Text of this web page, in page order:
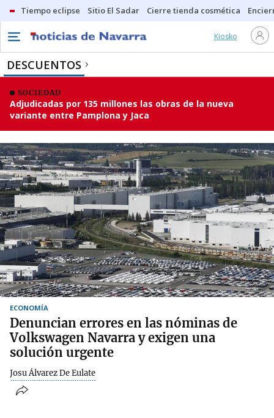
Tiempo eclipse Sitio El Sadar Cierre tienda cosmética
Kiosko
DESCUENTOS
SOCIEDAD
Adjudicadas por 135 millones las obras de la nueva
variante entre Pamplona y Jaca
ECONOMÍA
Denuncian errores en las nóminas de
Volkswagen Navarra y exigen una
solución urgente
Josu Álvarez De Eulate